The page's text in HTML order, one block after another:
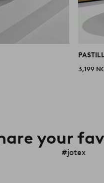
3,199
your
#jotex